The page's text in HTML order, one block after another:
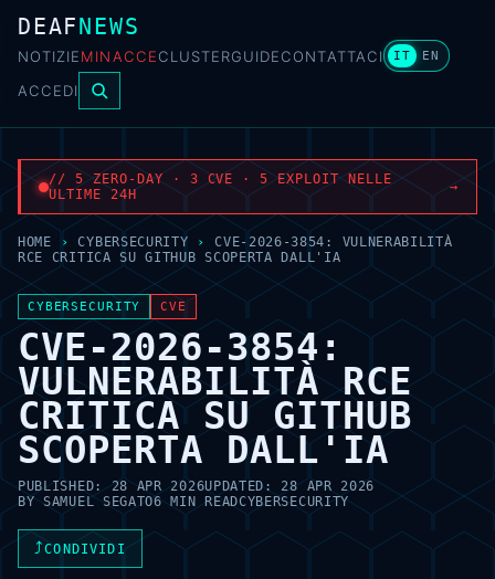
DEAFNEWS
NOTIZIEMINACCECLUSTERGUIDECONTATTACI IT EN
ACCEDI
// 5 ZERO-DAY · 3 CVE · 5 EXPLOIT NELLE
ULTIME 24H
→
HOME › CYBERSECURITY ›
CVE-2026-3854: VULNERABILITÀ
RCE CRITICA SU GITHUB SCOPERTA DALL'IA
CYBERSECURITY CVE
CVE-2026-3854:
VULNERABILITÀ RCE
CRITICA SU GITHUB
SCOPERTA DALL'IA
PUBLISHED:28 APR 2026UPDATED: 28 APR 2026
BYSAMUEL SEGATO6 MIN READCYBERSECURITY
⤴CONDIVIDI